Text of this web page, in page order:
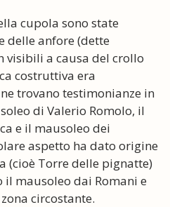
cupola sono state
delle anfore (dette
visibili a causa del crollo
costruttiva era
trovano testimonianze in
di Valerio Romolo, il
e il mausoleo dei
aspetto ha dato origine
(cioè Torre delle pignatte)
mausoleo dai Romani e
circostante.